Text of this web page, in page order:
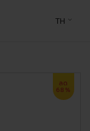
TH
ลด
68%